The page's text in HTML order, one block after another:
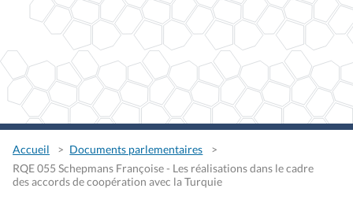
Accueil
Documents parlementaires
RQE 055 Schepmans Françoise - Les réalisations dans le cadre
des accords de coopération avec la Turquie